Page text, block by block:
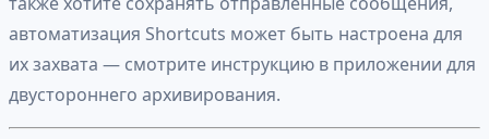
автоматизация Shortcuts может быть настроена для
их захвата — смотрите инструкцию в приложении для
двустороннего архивирования.